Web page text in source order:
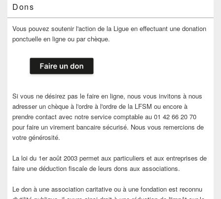
Dons
Vous pouvez soutenir l'action de la Ligue en effectuant une donation
ponctuelle en ligne ou par chèque.
Si vous ne désirez pas le faire en ligne, nous vous invitons à nous
adresser un chèque à l'ordre à l'ordre de la LFSM ou encore à
prendre contact avec notre service comptable au 01 42 66 20 70
pour faire un virement bancaire sécurisé. Nous vous remercions de
votre générosité.
La loi du 1er août 2003 permet aux particuliers et aux entreprises de
faire une déduction fiscale de leurs dons aux associations.
Le don à une association caritative ou à une fondation est reconnu